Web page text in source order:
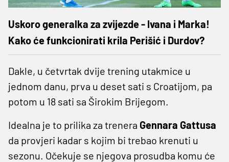
Uskoro generalka za zvijezde - Ivana i Marka!
Kako će funkcionirati krila Perišić i Durdov?
Dakle, u četvrtak dvije trening utakmice u
jednom danu, prva u deset sati s Croatijom, pa
potom u 18 sati sa Širokim Brijegom.
Idealna je to prilika za trenera Gennara Gattusa
da provjeri kadar s kojim bi trebao krenuti u
sezonu. Očekuje se njegova prosudba komu će